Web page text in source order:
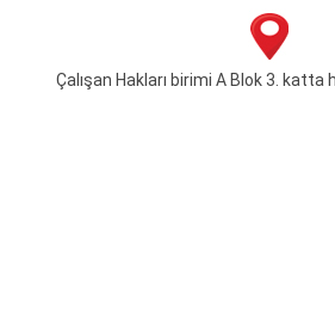
Çalışan Hakları birimi A Blok 3.